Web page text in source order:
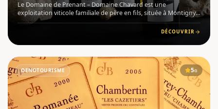
Le Domaine de Prenant – Domaine Chavard est une
exploitation viticole familiale de père en fils, située à Montigny-
la-Resle , au cœur de la Bourgogne , dans l'Yonne. Olivier
Chavard y conduit 17 hectares de vignes sur les coteaux de
DÉCOUVRIR
OENOTOURISME 5G